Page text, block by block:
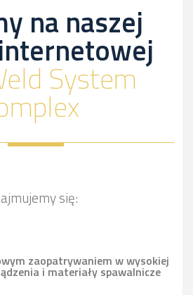
na naszej
System
się:
zaopatrywaniem w wysokiej
i materiały spawalnicze